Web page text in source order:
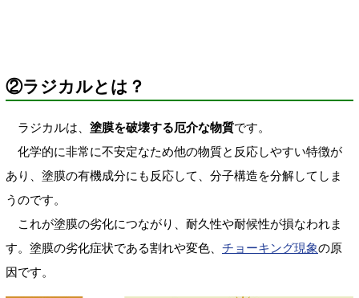
②ラジカルとは？
ラジカルは、 塗膜を破壊する厄介な物質です。
化学的に非常に不安定なため他の物質と反応しやすい特徴が
あり、塗膜の有機成分にも反応して、分子構造を分解してしま
うのです。
これが塗膜の劣化につながり、耐久性や耐候性が損なわれま
す。塗膜の劣化症状である割れや変色、 チョーキング現象の原
因です。